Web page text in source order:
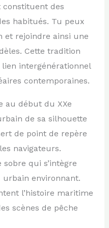
constituent des
habitués. Tu peux
et rejoindre ainsi une
Cette tradition
intergénérationnel
contemporaines.
au début du XXe
de sa silhouette
de point de repère
navigateurs.
qui s’intègre
environnant.
l’histoire maritime
scènes de pêche